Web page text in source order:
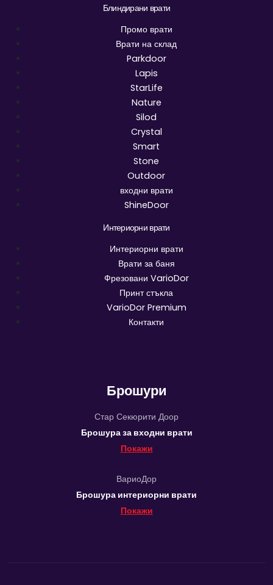
Блиндирани врати
Промо врати
Врати на склад
Parkdoor
Lapis
StarLife
Nature
Silod
Crystal
Smart
Stone
Outdoor
входни врати
ShineDoor
Интериорни врати
Интериорни врати
Врати за баня
Фрезовани VarioDor
Принт стъкла
VarioDor Premium
Контакти
Брошури
Стар Секюрити Доор
Брошура за входни врати
Покажи
ВариоДор
Брошура интериорни врати
Покажи